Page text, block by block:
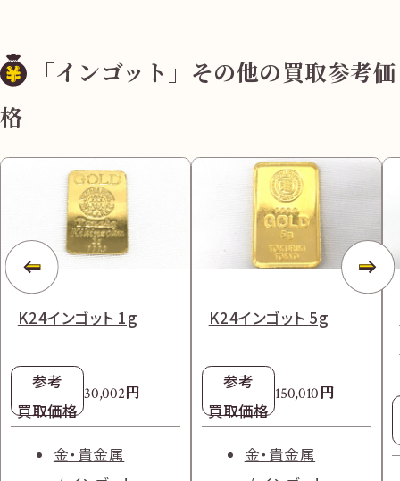
「インゴット」その他の買取参考価
格
K24インゴット 1g
参考
買取価格
30,002円
金・貴金属
K24インゴット 5g
参考
買取価格
150,010円
金・貴金属